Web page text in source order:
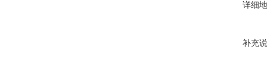
详细
补充